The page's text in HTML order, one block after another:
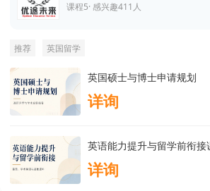
课程5· 感兴趣411 人
推荐 英国留学
英国硕士与博士申请规划
详询
英语能力提升与留学前衔接
详询